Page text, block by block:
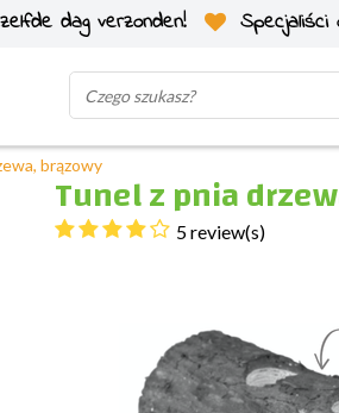
dag verzonden!
Specjaliści
brązowy
Tunel z pnia
5 review(s)